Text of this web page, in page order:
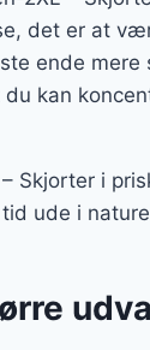
det er at
ende mere
kan
Skjorter i
ude i